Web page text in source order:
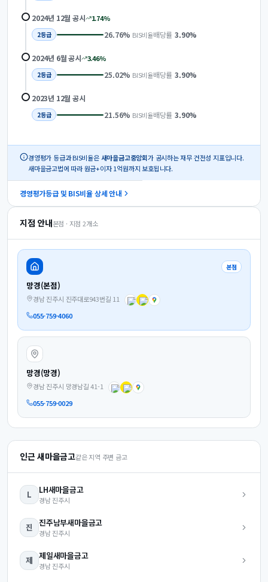
2024년 12월 공시 1.74%
2등급 26.76% BIS비율배당률 3.90%
2024년 6월공시 3.46%
2등급 25.02% BIS비율배당률 3.90%
2023년 12월 공시
2등급 21.56% BIS비율배당률 3.90%
경영평가 등급과 BIS비율은 새마을금고중앙회가 공시하는 재무 건전성 지표입니다.
새마을금고법에 따라 원금+이자 1억원까지 보호됩니다.
경영평가등급 및 BIS비율 상세 안내
지점 안내본점 · 지점 2개소
본점
망경(본점)
경남 진주시 진주대로943번길 11
055-759-4060
망경(망경)
경남 진주시 망경남길 41-1
055-759-0029
인근 새마을금고같은 지역 주변 금고
L LH새마을금고
경남 진주시
진 진주남부새마을금고
경남 진주시
제 제일새마을금고
경남 진주시